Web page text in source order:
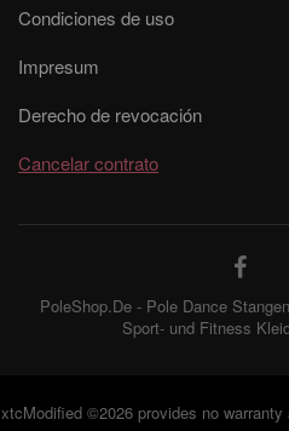
Condiciones de uso
Impresum
Derecho de revocación
Cancelar contrato
PoleShop.De - Pole Dance
Sport- und Fitness
xtcModified©2026 provides no warranty